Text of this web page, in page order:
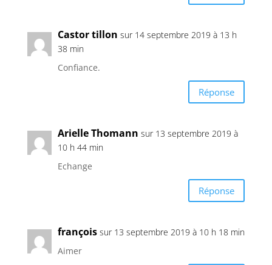
Castor tillon sur 14 septembre 2019 à 13 h
38 min
Confiance.
Réponse
Arielle Thomann sur 13 septembre 2019 à
10 h 44 min
Echange
Réponse
françois sur 13 septembre 2019 à 10 h 18 min
Aimer